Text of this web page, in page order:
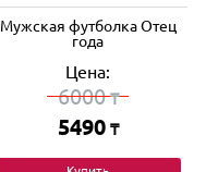
Мужская футболка Отец
года
Цена:
6000₸
5490 ₸